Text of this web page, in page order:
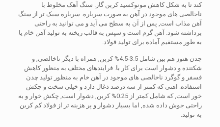
کند تا به شکل کاهش مونوکسید کربن گاز. سنگ آهک مخلوط با
ناخالصی های موجود در آهن به صورت سرباره. سرباره سبک تر از سنگ
آهن مذاب است, پس از آن به سطح می آید و می توانید به راحتی
برداشته شود. آهن گرم است و سپس به قالب ریخته به تولید آهن خام یا
به طور مستقیم آماده برای تولید فولاد.
چدن هنوز هم بین شامل 3.5-4.5% کربن, همراه با دیگر ناخالصی, و
شکننده و دشوار است برای کار با. فرایندهای مختلف به منظور کاهش
فسفر و گوگرد ناخالصی های موجود در آهن خام به منظور تولید چدن
استفاده. اهنی که کمتر از سه درصد ذغال دارد و خیلی سخت و چکش
خور است, که شامل کمتر از 0.25% کربن, دشوار است, چکش خوار و به
راحتی جوش داده شده, اما بسیار دشوار و پر هزینه تر از فولاد کم کربن
به تولید.